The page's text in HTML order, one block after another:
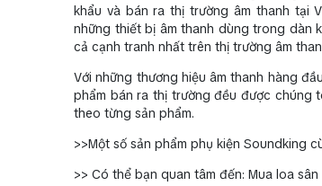
khẩu và bán ra thị trường âm thanh tại
những thiết bị âm thanh dùng trong dàn
cả cạnh tranh nhất trên thị trường âm
Với những thương hiệu âm thanh hàng
phẩm bán ra thị trường đều được chúng
theo từng sản phẩm.
>>Một số sản phẩm phụ kiện Soundking
>> Có thể bạn quan tâm đến: Mua loa